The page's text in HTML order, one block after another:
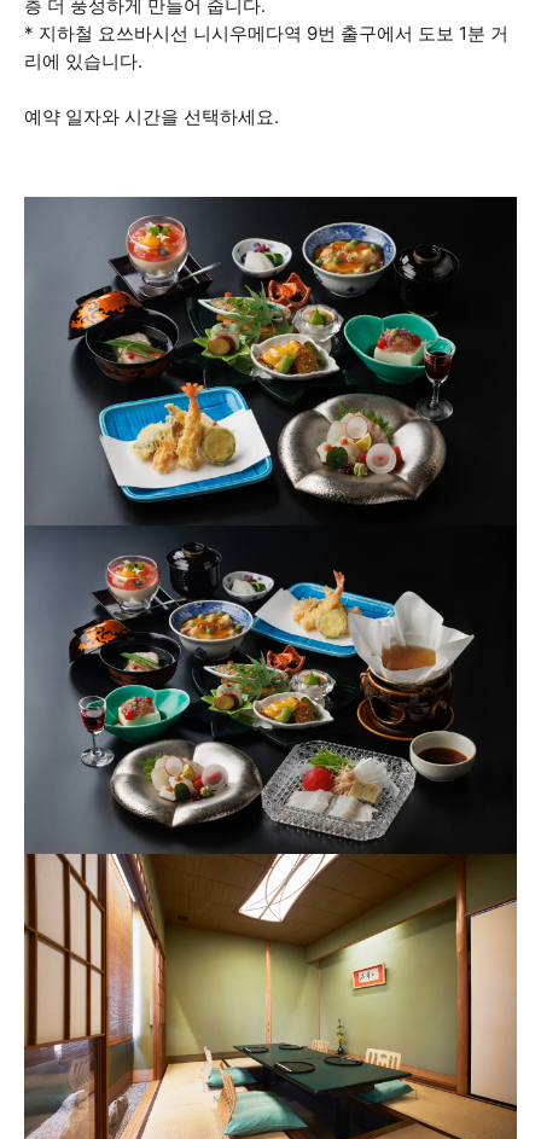
층 더 풍성하게 만들어 줍니다.
* 지하철 요쓰바시선 니시우메다역 9번 출구에서 도보 1분 거
리에 있습니다.
예약 일자와 시간을 선택하세요.